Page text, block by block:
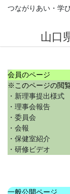
ツ
シ
つながりあい・学
山口
会員のページ
※このページの閲
・新理事提出様式
・理事会報告
・委員会 ・
・会報 ・メ
・保健室紹介
・研修ビデオ
一般公開ページ